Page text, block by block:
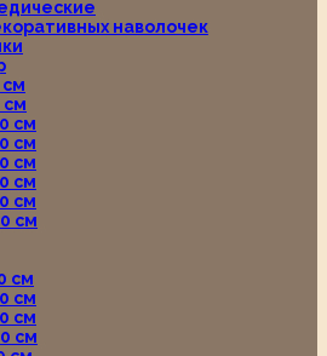
наволочек
см
см
см
см
см
см
см
см
см
см
см
см